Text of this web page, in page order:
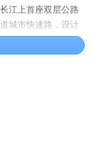
江上首座双层公路
城市快速路，设计
双向四车道城市主干
据相关资料显示，早